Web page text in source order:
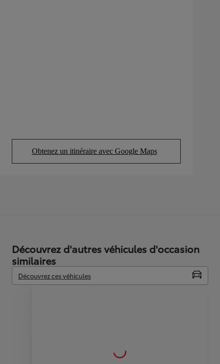
Obtenez un itinéraire avec Google Maps
(Opens in new tab)
Découvrez d'autres véhicules d'occasion
similaires
Découvrez ces véhicules